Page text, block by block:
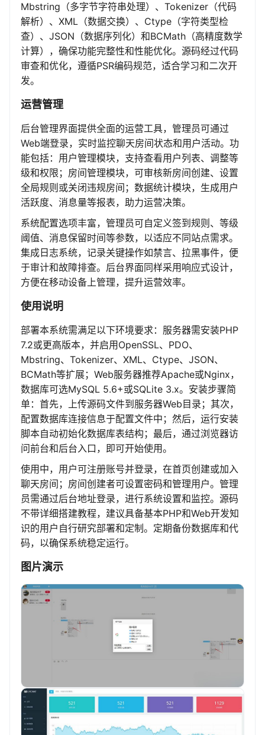
Mbstring（多字节字符串处理）、Tokenizer（代码
解析）、XML（数据交换）、Ctype（字符类型检
查）、JSON（数据序列化）和BCMath（高精度数学
计算），确保功能完整性和性能优化。源码经过代码
审查和优化，遵循PSR编码规范，适合学习和二次开
发。
运营管理
后台管理界面提供全面的运营工具，管理员可通过
Web端登录，实时监控聊天房间状态和用户活动。功
能包括：用户管理模块，支持查看用户列表、调整等
级和权限；房间管理模块，可审核新房间创建、设置
全局规则或关闭违规房间；数据统计模块，生成用户
活跃度、消息量等报表，助力运营决策。
系统配置选项丰富，管理员可自定义签到规则、等级
阈值、消息保留时间等参数，以适应不同站点需求。
集成日志系统，记录关键操作如禁言、拉黑事件，便
于审计和故障排查。后台界面同样采用响应式设计，
方便在移动设备上管理，提升运营效率。
使用说明
部署本系统需满足以下环境要求：服务器需安装PHP
7.2或更高版本，并启用OpenSSL、PDO、
Mbstring、Tokenizer、XML、Ctype、JSON、
BCMath等扩展；Web服务器推荐Apache或Nginx，
数据库可选MySQL 5.6+或SQLite 3.x。安装步骤简
单：首先，上传源码文件到服务器Web目录；其次，
配置数据库连接信息于配置文件中；然后，运行安装
脚本自动初始化数据库表结构；最后，通过浏览器访
问前台和后台入口，即可开始使用。
使用中，用户可注册账号并登录，在首页创建或加入
聊天房间；房间创建者可设置密码和管理用户。管理
员需通过后台地址登录，进行系统设置和监控。源码
不带详细搭建教程，建议具备基本PHP和Web开发知
识的用户自行研究部署和定制。定期备份数据库和代
码，以确保系统稳定运行。
图片演示